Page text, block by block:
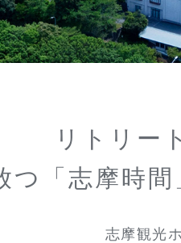
リトリー
つ「志摩時
志摩観光